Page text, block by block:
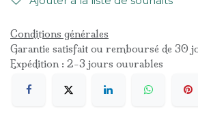
Conditions générales
Garantie satisfait ou remboursé de 30
Expédition : 2-3 jours ouvrables